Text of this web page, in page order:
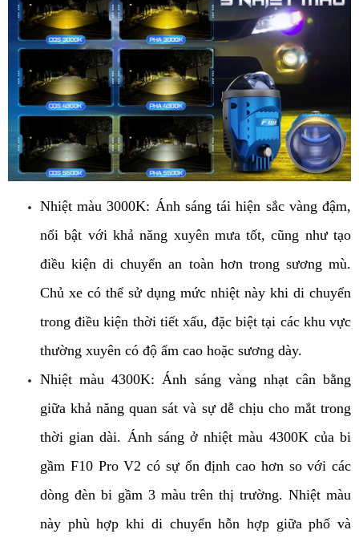
Nhiệt màu 3000K: Ánh sáng tái hiện sắc vàng đậm,
nổi bật với khả năng xuyên mưa tốt, cũng như tạo
điều kiện di chuyển an toàn hơn trong sương mù.
Chủ xe có thể sử dụng mức nhiệt này khi di chuyển
trong điều kiện thời tiết xấu, đặc biệt tại các khu vực
thường xuyên có độ ẩm cao hoặc sương dày.
Nhiệt màu 4300K: Ánh sáng vàng nhạt cân bằng
giữa khả năng quan sát và sự dễ chịu cho mắt trong
thời gian dài. Ánh sáng ở nhiệt màu 4300K của bi
gầm F10 Pro V2 có sự ổn định cao hơn so với các
dòng đèn bi gầm 3 màu trên thị trường. Nhiệt màu
này phù hợp khi di chuyển hỗn hợp giữa phố và